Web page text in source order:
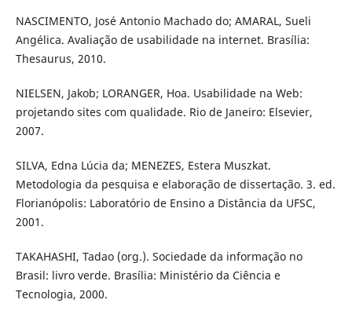
NASCIMENTO, José Antonio Machado do; AMARAL, Sueli
Angélica. Avaliação de usabilidade na internet. Brasília:
Thesaurus, 2010.
NIELSEN, Jakob; LORANGER, Hoa. Usabilidade na Web:
projetando sites com qualidade. Rio de Janeiro: Elsevier,
2007.
SILVA, Edna Lúcia da; MENEZES, Estera Muszkat.
Metodologia da pesquisa e elaboração de dissertação. 3. ed.
Florianópolis: Laboratório de Ensino a Distância da UFSC,
2001.
TAKAHASHI, Tadao (org.). Sociedade da informação no
Brasil: livro verde. Brasília: Ministério da Ciência e
Tecnologia, 2000.